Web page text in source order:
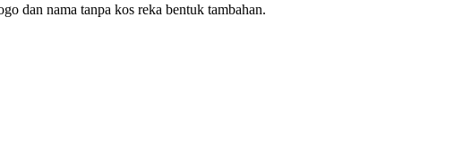
dan nama tanpa kos reka bentuk tambahan.